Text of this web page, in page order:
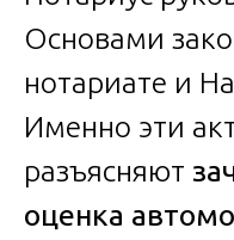
Основами
нотариате и
Именно эти
разъясняют
оценка